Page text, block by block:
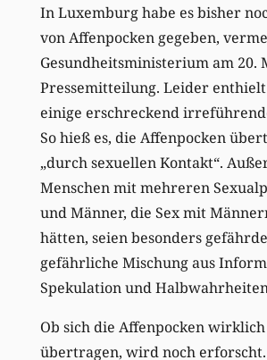
In Luxemburg habe es bisher
von Affenpocken gegeben,
Gesundheitsministerium am 20.
Pressemitteilung. Leider
einige erschreckend
So hieß es, die Affenpocken
„durch sexuellen Kontakt“.
Menschen mit mehreren
und Männer, die Sex mit
hätten, seien besonders
gefährliche Mischung aus
Spekulation und
Ob sich die Affenpocken
übertragen, wird noch erforscht.